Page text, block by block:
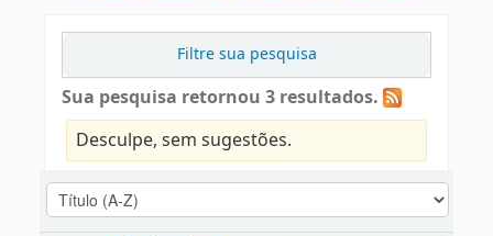
Filtre sua pesquisa
Sua pesquisa retornou 3 resultados.
Desculpe, sem sugestões.